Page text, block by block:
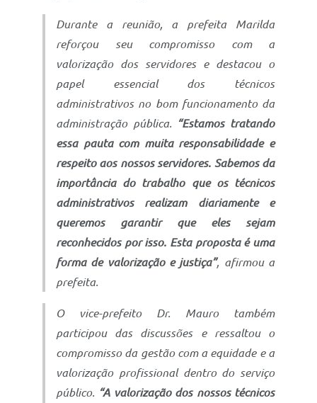
Durante a reunião, a prefeita Marilda
reforçou seu compromisso com a
valorização dos servidores e destacou o
papel essencial dos técnicos
administrativos no bom funcionamento da
administração pública.
“Estamos tratando
essa pauta com muita responsabilidade e
respeito aos nossos servidores. Sabemos da
importância do trabalho que os técnicos
administrativos realizam diariamente e
queremos garantir que eles sejam
reconhecidos por isso. Esta proposta é uma
forma de valorização e justiça”, afirmou a
prefeita.
O vice-prefeito Dr. Mauro também
participou das discussões e ressaltou o
compromisso da gestão com a equidade e a
valorização profissional dentro do serviço
público.
“A valorização dos nossos técnicos